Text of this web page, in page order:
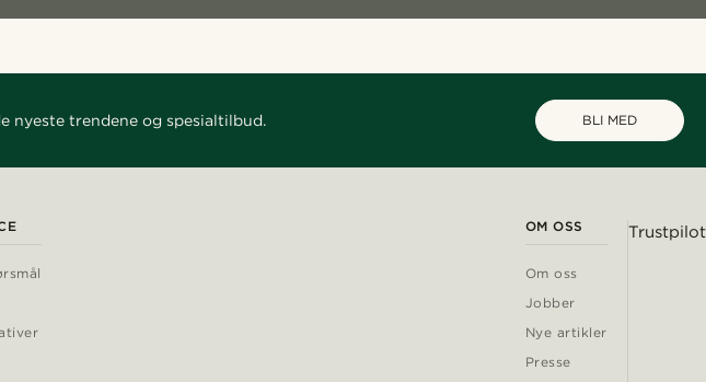
nyeste trendene og spesialtilbud. BLI MED
OM OSS
Om oss
Jobber
Nye artikler
Presse
Trustpilot